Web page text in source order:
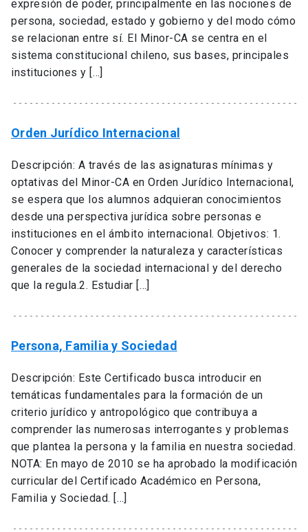
expresión de poder, principalmente en las nociones de
persona, sociedad, estado y gobierno y del modo cómo
se relacionan entre sí. El Minor-CA se centra en el
sistema constitucional chileno, sus bases, principales
instituciones y […]
Orden Jurídico Internacional
Descripción: A través de las asignaturas mínimas y
optativas del Minor-CA en Orden Jurídico Internacional,
se espera que los alumnos adquieran conocimientos
desde una perspectiva jurídica sobre personas e
instituciones en el ámbito internacional. Objetivos: 1.
Conocer y comprender la naturaleza y características
generales de la sociedad internacional y del derecho
que la regula.2. Estudiar […]
Persona, Familia y Sociedad
Descripción: Este Certificado busca introducir en
temáticas fundamentales para la formación de un
criterio jurídico y antropológico que contribuya a
comprender las numerosas interrogantes y problemas
que plantea la persona y la familia en nuestra sociedad.
NOTA: En mayo de 2010 se ha aprobado la modificación
curricular del Certificado Académico en Persona,
Familia y Sociedad. […]